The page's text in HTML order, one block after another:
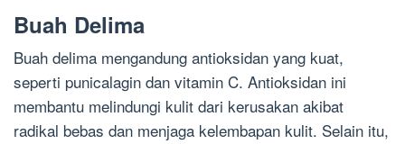
Buah Delima
Buah delima mengandung antioksidan yang kuat,
seperti punicalagin dan vitamin C. Antioksidan ini
membantu melindungi kulit dari kerusakan akibat
radikal bebas dan menjaga kelembapan kulit. Selain itu,